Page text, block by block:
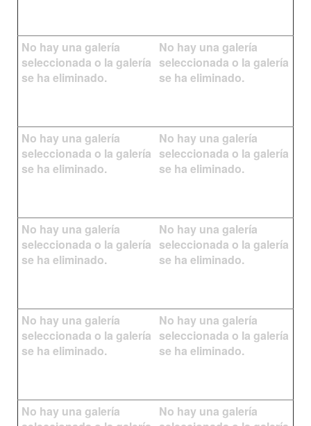
No hay una galería
seleccionada o la galería
se ha eliminado.
No hay una galería
seleccionada o la galería
se ha eliminado.
No hay una galería
seleccionada o la galería
se ha eliminado.
No hay una galería
seleccionada o la galería
se ha eliminado.
No hay una galería
seleccionada o la galería
se ha eliminado.
No hay una galería
seleccionada o la galería
se ha eliminado.
No hay una galería
seleccionada o la galería
se ha eliminado.
No hay una galería
seleccionada o la galería
se ha eliminado.
No hay una galería
No hay una galería